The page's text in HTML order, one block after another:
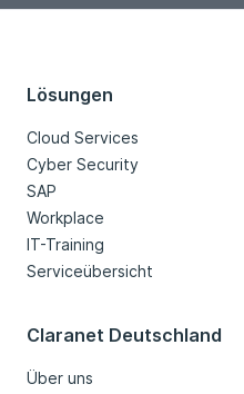
Lösungen
Cloud Services
Cyber Security
SAP
Workplace
IT-Training
Serviceübersicht
Claranet Deutschland
Über uns